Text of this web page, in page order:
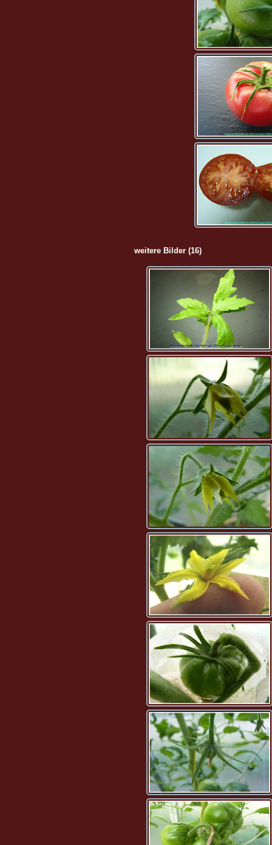
weitere Bilder (16)